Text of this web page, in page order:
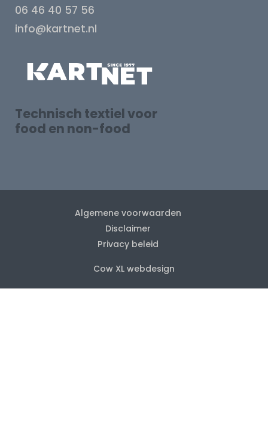
Technisch textiel voor
food en non-food
06 46 40 57 56
info@kartnet.nl
Algemene voorwaarden
Disclaimer
Privacy beleid
Cow XL webdesign